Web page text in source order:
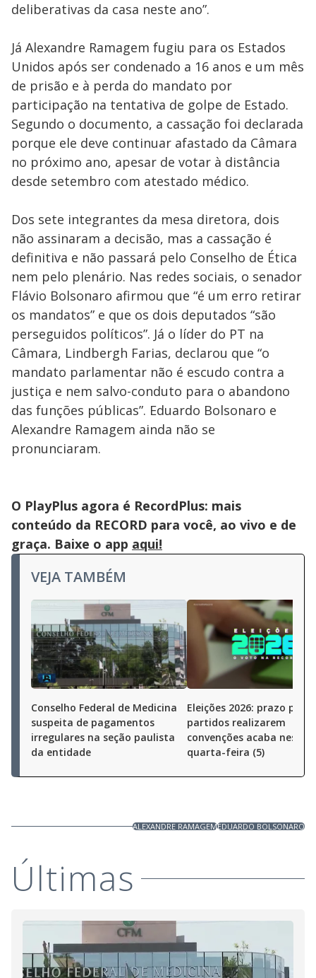
deliberativas da casa neste ano”.
Já Alexandre Ramagem fugiu para os Estados
Unidos após ser condenado a 16 anos e um mês
de prisão e à perda do mandato por
participação na tentativa de golpe de Estado.
Segundo o documento, a cassação foi declarada
porque ele deve continuar afastado da Câmara
no próximo ano, apesar de votar à distância
desde setembro com atestado médico.
Dos sete integrantes da mesa diretora, dois
não assinaram a decisão, mas a cassação é
definitiva e não passará pelo Conselho de Ética
nem pelo plenário. Nas redes sociais, o senador
Flávio Bolsonaro afirmou que “é um erro retirar
os mandatos” e que os dois deputados “são
perseguidos políticos”. Já o líder do PT na
Câmara, Lindbergh Farias, declarou que “o
mandato parlamentar não é escudo contra a
justiça e nem salvo-conduto para o abandono
das funções públicas”. Eduardo Bolsonaro e
Alexandre Ramagem ainda não se
pronunciaram.
O PlayPlus agora é RecordPlus: mais
conteúdo da RECORD para você, ao vivo e de
graça. Baixe o app aqui!
VEJA TAMBÉM
Conselho Federal de Medicina
suspeita de pagamentos
irregulares na seção paulista
da entidade
Eleições 2026: prazo para
partidos realizarem
convenções acaba nesta
quarta-feira (5)
ALEXANDRE RAMAGEMEDUARDO BOLSONARO
Últimas